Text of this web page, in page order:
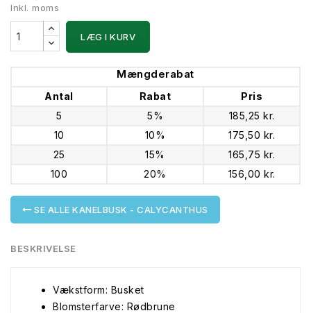
Inkl. moms
LÆG I KURV
Mængderabat
Antal Rabat
Pris
5
5%
185,25 kr.
10
10%
175,50 kr.
25
15%
165,75 kr.
100
20% 156,00 kr.
SE ALLE KANELBUSK - CALYCANTHUS
BESKRIVELSE
Vækstform: Busket
Blomsterfarve: Rødbrune